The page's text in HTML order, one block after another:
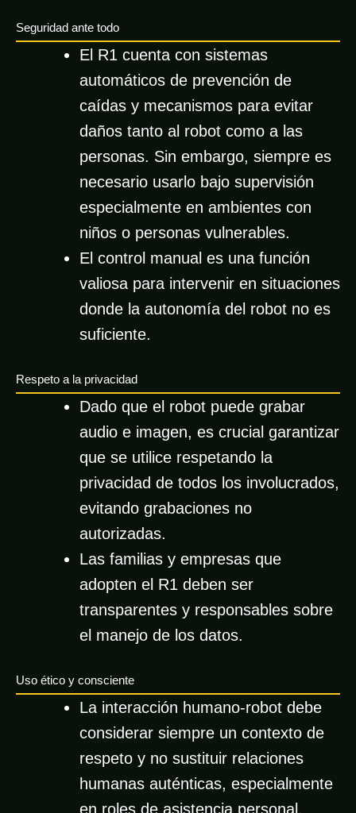
Seguridad ante todo
El R1 cuenta con sistemas
automáticos de prevención de
caídas y mecanismos para evitar
daños tanto al robot como a las
personas. Sin embargo, siempre es
necesario usarlo bajo supervisión
especialmente en ambientes con
niños o personas vulnerables.
El control manual es una función
valiosa para intervenir en situaciones
donde la autonomía del robot no es
suficiente.
Respeto a la privacidad
Dado que el robot puede grabar
audio e imagen, es crucial garantizar
que se utilice respetando la
privacidad de todos los involucrados,
evitando grabaciones no
autorizadas.
Las familias y empresas que
adopten el R1 deben ser
transparentes y responsables sobre
el manejo de los datos.
Uso ético y consciente
La interacción humano-robot debe
considerar siempre un contexto de
respeto y no sustituir relaciones
humanas auténticas, especialmente
en roles de asistencia personal.